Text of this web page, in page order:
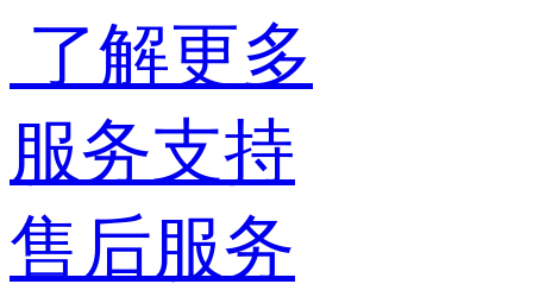
了解更多
服务支持
售后服务